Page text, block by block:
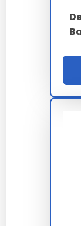
prolongada e
Clientes
como
Alguns